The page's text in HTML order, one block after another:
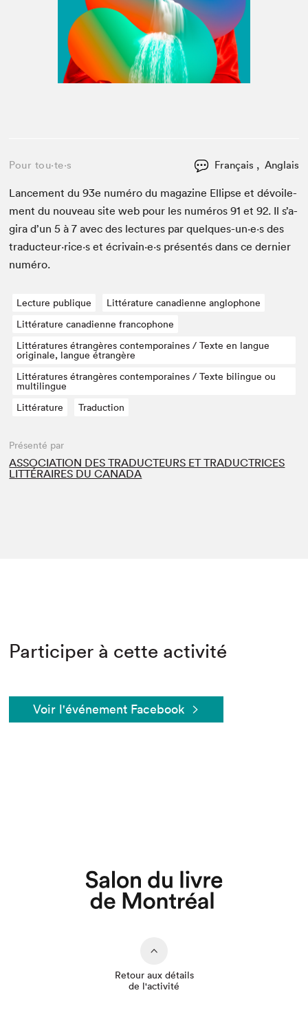
Pour tou⋅te⋅s Français , Anglais
Lance­ment du93e numéro du mag­a­zine Ellipse et dévoile­
ment du nou­veau site web pour les numéros91 et92. Il s’a­
gi­ra d’un5 à7 avec des lec­tures par quelques-un·e·s des
traducteur·rice·s et écrivain·e·s présen­tés dans ce dernier
numéro.
Lecture publique
Littérature canadienne anglophone
Littérature canadienne francophone
Littératures étrangères contemporaines / Texte en langue
originale, langue étrangère
Littératures étrangères contemporaines / Texte bilingue ou
multilingue
Littérature
Traduction
Présenté par
ASSOCIATION DES TRADUCTEURS ET TRADUCTRICES
LITTÉRAIRES DU CANADA
Participer à cette activité
Voir l'événement Facebook
Retour aux détails
de l'activité